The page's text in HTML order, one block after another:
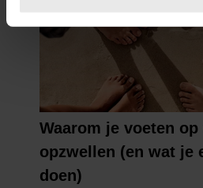
intrekken in de Cookieverklaring.
We gebruiken cookies om
personaliseren, om functies voor
en om ons websiteverkeer te
informatie over uw gebruik van
partners voor social media,
partners kunnen deze gegevens
informatie die u aan ze heeft